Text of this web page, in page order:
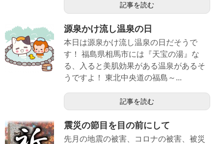
記事を読む
源泉かけ流し温泉の日
本日は源泉かけ流し温泉の日だそうで
す！ 福島県相馬市には『天宝の湯』な
る、入ると美肌効果がある温泉があるそ
うですよ！ 東北中央道の福島～...
記事を読む
震災の節目を目の前にして
先月の地震の被害、コロナの被害、被災